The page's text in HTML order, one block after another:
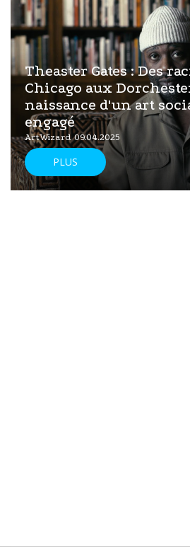
Theaster Gates : Des
Chicago aux
naissance d'un art
engagé
ArtWizard 09.04.2025
PLUS